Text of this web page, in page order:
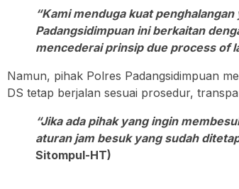
“Kami menduga kuat
Padangsidimpuan ini berkaitan
mencederai prinsip due process of
Namun, pihak Polres Padangsidimpuan
DS tetap berjalan sesuai prosedur,
“Jika ada pihak yang ingin
aturan jam besuk yang sudah
Sitompul-HT)